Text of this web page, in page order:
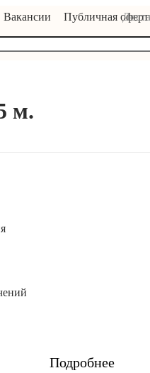
Вакансии Публичная
м.
Подробнее